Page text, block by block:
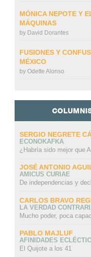
MÓNICA NEPOTE Y
MÁQUINAS
by David Dorantes
FUSIONES Y
MÉXICO
by Odette Alonso
SERGIO NEGRETE
ECONOKAFKA
¿Habría sido mejor que
JOSÉ ANTONIO
AMICUS CURIAE
De independencias y
CARLOS BRAVO
LA VERDAD
Mucho poder, poca
PABLO MAJLUF
AFINIDADES
El Quijote a los 41